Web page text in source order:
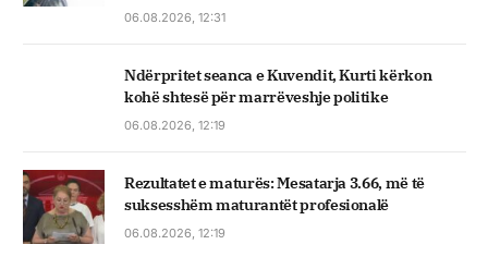
06.08.2026, 12:31
Ndërpritet seanca e Kuvendit, Kurti kërkon
kohë shtesë për marrëveshje politike
06.08.2026, 12:19
Rezultatet e maturës: Mesatarja 3.66, më të
suksesshëm maturantët profesionalë
06.08.2026, 12:19